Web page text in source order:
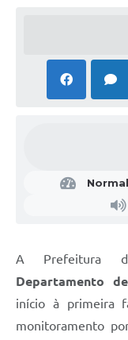
A Prefeitura
Departamento
início à primeira
monitoramento